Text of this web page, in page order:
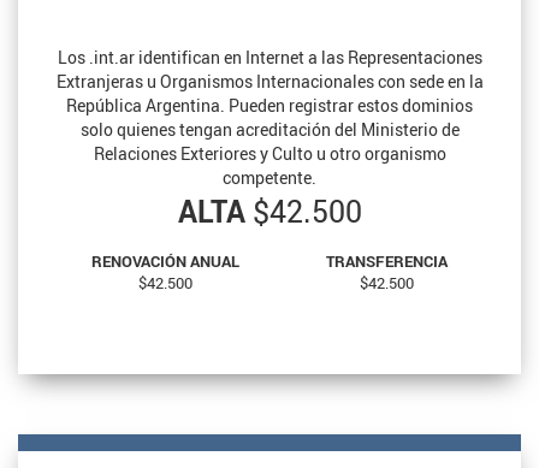
Los .int.ar identifican en Internet a las Representaciones
Extranjeras u Organismos Internacionales con sede en la
República Argentina. Pueden registrar estos dominios
solo quienes tengan acreditación del Ministerio de
Relaciones Exteriores y Culto u otro organismo
competente.
ALTA$42.500
RENOVACIÓN ANUAL
$42.500
TRANSFERENCIA
$42.500